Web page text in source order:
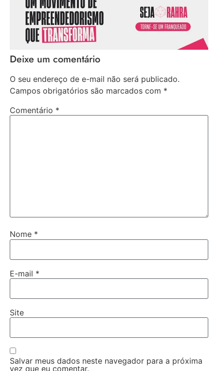
Deixe um comentário
O seu endereço de e-mail não será publicado.
Campos obrigatórios são marcados com *
Comentário *
Nome *
E-mail *
Site
Salvar meus dados neste navegador para a próxima
vez que eu comentar.